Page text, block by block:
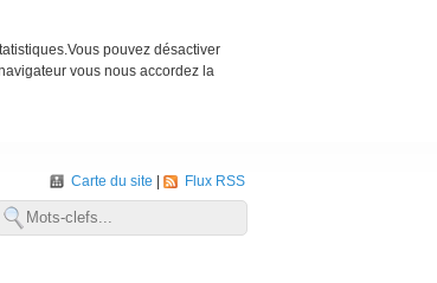
pouvez désactiver
vous nous accordez la
Carte du site Flux RSS